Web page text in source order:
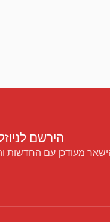
הירשם
מעודכן עם החדשות